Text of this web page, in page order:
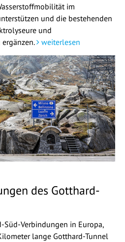
im
und die bestehenden
und
weiterlesen
des Gotthard-
Süd-Verbindungen in Europa,
lange Gotthard-Tunnel